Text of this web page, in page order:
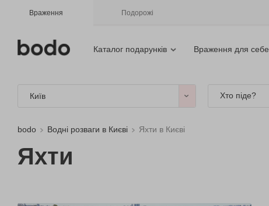
Враження Подорожі
Каталог подарунків Враження для себе
Київ Хто піде?
bodo Водні розваги в Києві Яхти в Києві
Яхти